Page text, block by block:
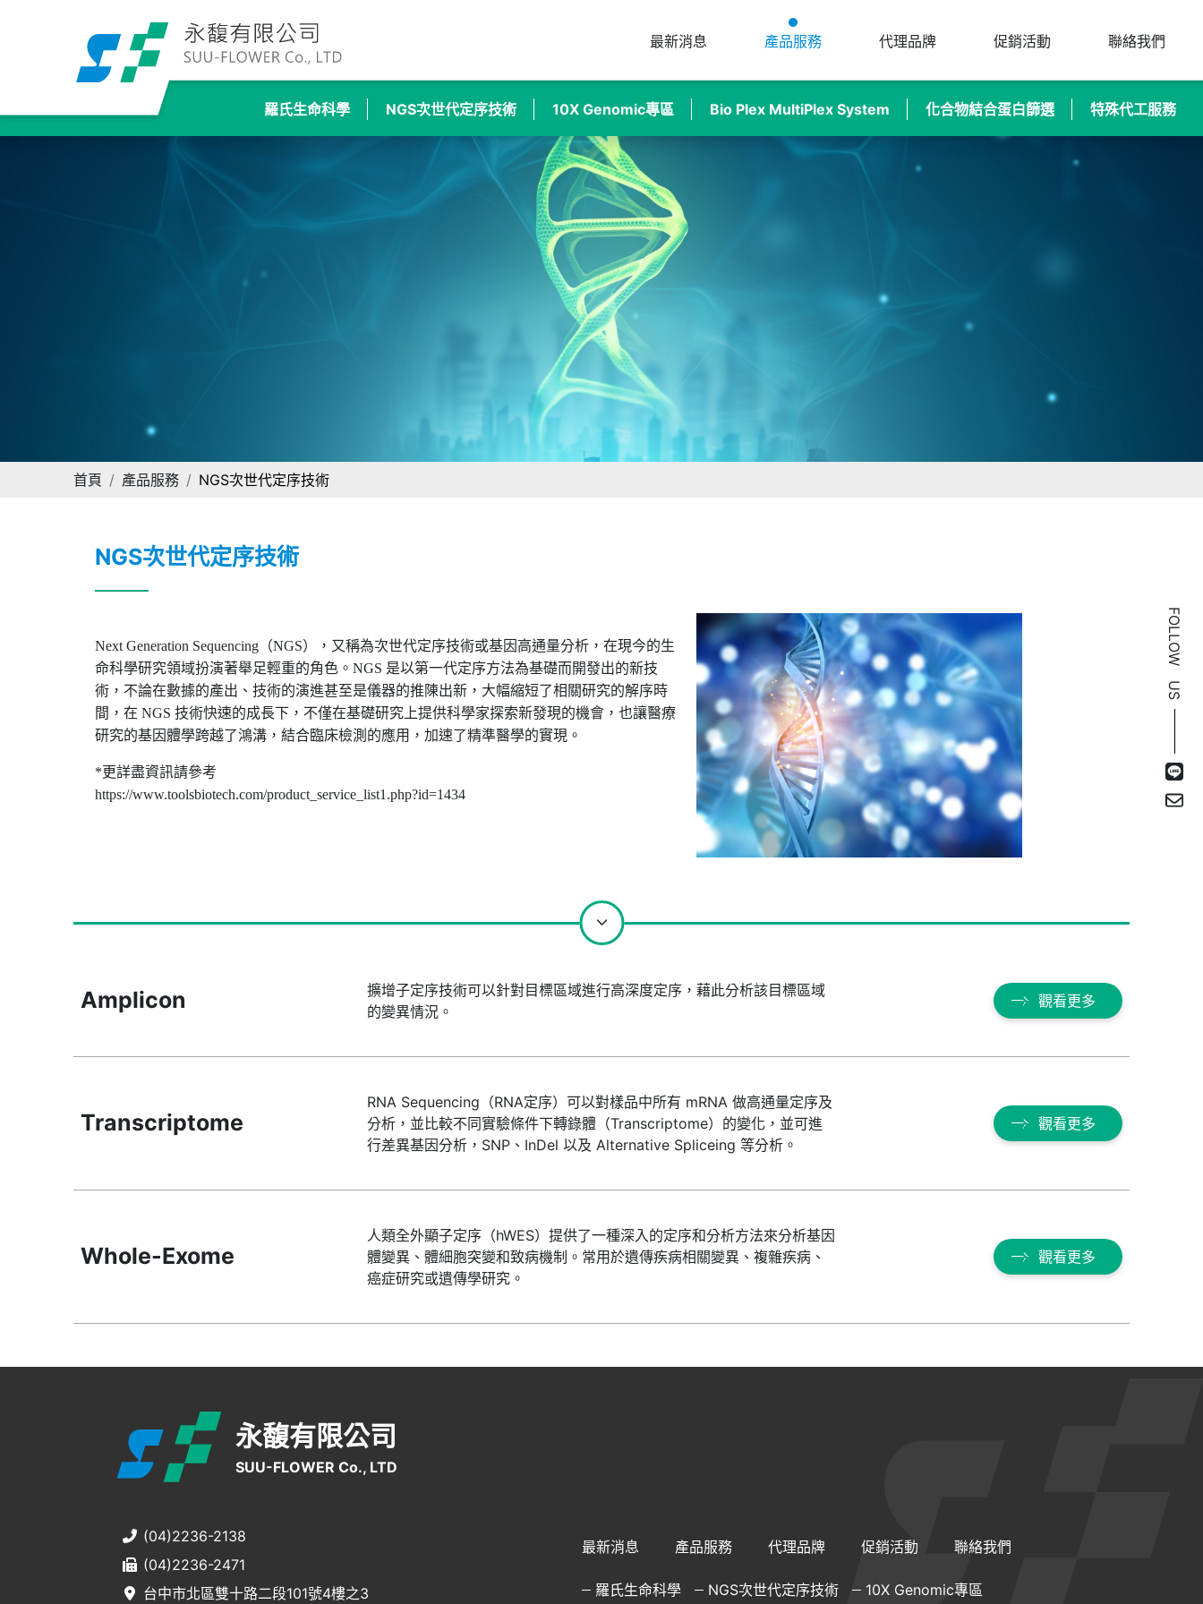
最新消息 產品服務 代理品牌 促銷活動 聯絡我們
羅氏生命科學 NGS次世代定序技術 10X Genomic專區 Bio Plex MultiPlex System 化合物結合蛋白篩選 特殊代工服務
FOLLOW US
首頁 產品服務 NGS次世代定序技術
NGS次世代定序技術
Next Generation Sequencing （NGS），又稱為次世代定序技術或基因高通量分析，在現今的生
命科學研究領域扮演著舉足輕重的角色。 NGS 是以第一代定序方法為基礎而開發出的新技
術，不論在數據的產出、技術的演進甚至是儀器的推陳出新，大幅縮短了相關研究的解序時
間，在 NGS 技術快速的成長下，不僅在基礎研究上提供科學家探索新發現的機會，也讓醫療
研究的基因體學跨越了鴻溝，結合臨床檢測的應用，加速了精準醫學的實現。
*更詳盡資訊請參考
https://www.toolsbiotech.com/product_service_list1.php?id=1434
Amplicon
擴增子定序技術可以針對目標區域進行高深度定序，藉此分析該目標區域
的變異情況。
觀看更多
Transcriptome
RNA Sequencing（RNA定序）可以對樣品中所有 mRNA 做高通量定序及
分析，並比較不同實驗條件下轉錄體（Transcriptome）的變化，並可進
行差異基因分析，SNP、InDel 以及 Alternative Spliceing 等分析。
觀看更多
Whole-Exome
人類全外顯子定序（hWES）提供了一種深入的定序和分析方法來分析基因
體變異、體細胞突變和致病機制。常用於遺傳疾病相關變異、複雜疾病、
癌症研究或遺傳學研究。
觀看更多
永馥有限公司
SUU-FLOWER Co., LTD
(04)2236-2138
(04)2236-2471
台中市北區雙十路二段101號4樓之3
最新消息 產品服務 代理品牌 促銷活動 聯絡我們
羅氏生命科學 NGS次世代定序技術 10X Genomic專區